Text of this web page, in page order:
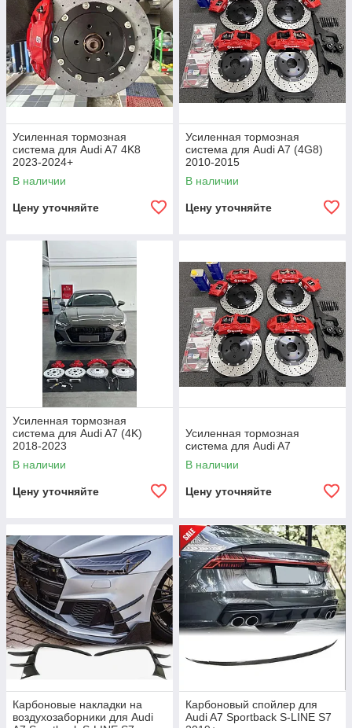
Усиленная тормозная
система для Audi A7 4K8
2023-2024+
В наличии
Цену уточняйте
Усиленная тормозная
система для Audi A7 (4G8)
2010-2015
В наличии
Цену уточняйте
Усиленная тормозная
система для Audi A7 (4K)
2018-2023
В наличии
Цену уточняйте
Усиленная тормозная
система для Audi A7
В наличии
Цену уточняйте
Карбоновые накладки на
воздухозаборники для Audi
Карбоновый спойлер для
Audi A7 Sportback S-LINE S7